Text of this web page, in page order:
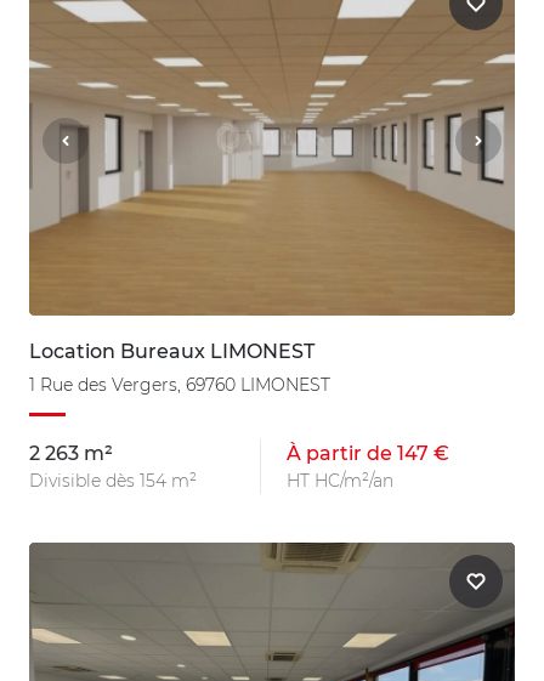
Location Bureaux LIMONEST
1 Rue des Vergers, 69760 LIMONEST
2 263 m²
Divisible dès 154 m²
À partir de 147 €
HT HC/m²/an